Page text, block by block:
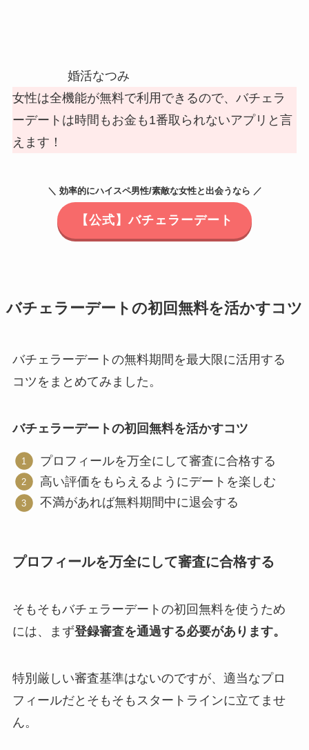
婚活なつみ
女性は全機能が無料で利用できるので、バチェラ
ーデートは時間もお金も1番取られないアプリと言
えます！
＼ 効率的にハイスペ男性/素敵な女性と出会うなら ／
【公式】バチェラーデート
バチェラーデートの初回無料を活かすコツ
バチェラーデートの無料期間を最大限に活用する
コツをまとめてみました。
バチェラーデートの初回無料を活かすコツ
プロフィールを万全にして審査に合格する
高い評価をもらえるようにデートを楽しむ
不満があれば無料期間中に退会する
プロフィールを万全にして審査に合格する
そもそもバチェラーデートの初回無料を使うため
には、まず登録審査を通過する必要があります。
特別厳しい審査基準はないのですが、適当なプロ
フィールだとそもそもスタートラインに立てませ
ん。